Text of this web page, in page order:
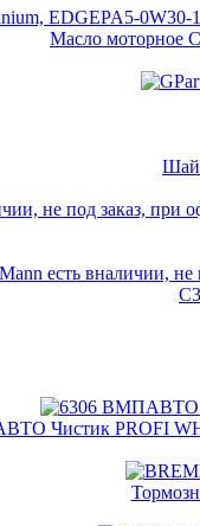
Масло моторное
Чистик PROFI